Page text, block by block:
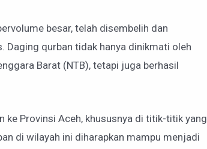
besar, telah disembelih dan
Daging qurban tidak hanya dinikmati oleh
Barat (NTB), tetapi juga berhasil
ke Provinsi Aceh, khususnya di titik-titik yang
di wilayah ini diharapkan mampu menjadi